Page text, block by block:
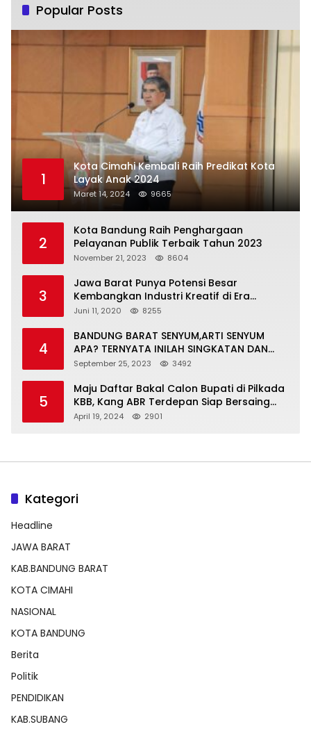
Popular Posts
1
Kota Cimahi Kembali Raih Predikat Kota
Layak Anak 2024
Maret 14, 2024 9665
2
Kota Bandung Raih Penghargaan
Pelayanan Publik Terbaik Tahun 2023
November 21, 2023 8604
3
Jawa Barat Punya Potensi Besar
Kembangkan Industri Kreatif di Era
Normal Baru
Juni 11, 2020 8255
4
BANDUNG BARAT SENYUM,ARTI SENYUM
APA? TERNYATA INILAH SINGKATAN DAN
MAKNANYA
September 25, 2023 3492
5
Maju Daftar Bakal Calon Bupati di Pilkada
KBB, Kang ABR Terdepan Siap Bersaing
Dengan Balon Lainnya
April 19, 2024 2901
Kategori
Headline
JAWA BARAT
KAB.BANDUNG BARAT
KOTA CIMAHI
NASIONAL
KOTA BANDUNG
Berita
Politik
PENDIDIKAN
KAB.SUBANG